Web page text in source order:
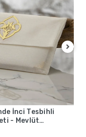
İnci Tesbihli
- Mevlüt